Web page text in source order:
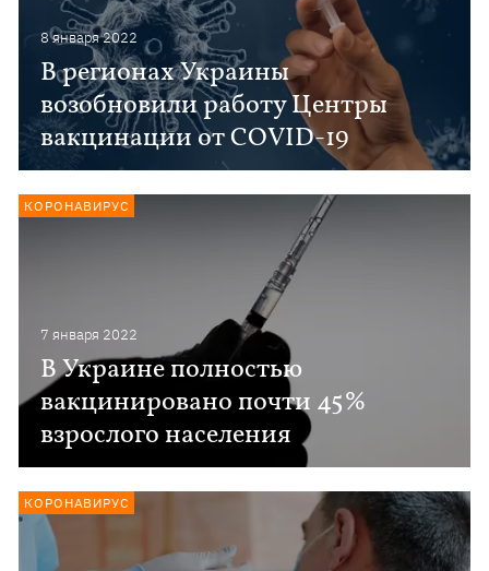
8 января 2022
В регионах Украины
возобновили работу Центры
вакцинации от COVID-19
7 января 2022
В Украине полностью
вакцинировано почти 45%
взрослого населения
КОРОНАВИРУС
КОРОНАВИРУС